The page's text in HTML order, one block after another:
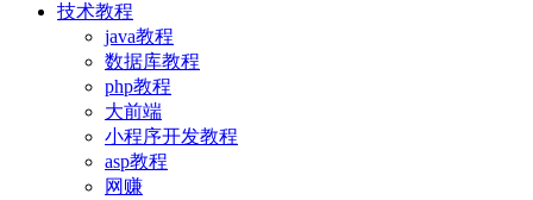
技术教程
java教程
数据库教程
php教程
大前端
小程序开发教程
asp教程
网赚